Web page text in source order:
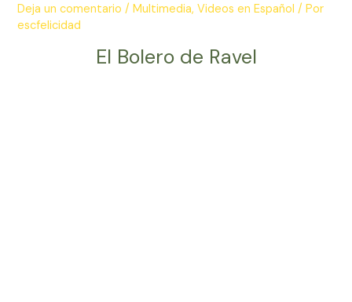
Deja un comentario /Multimedia,Videos en Español / Por
escfelicidad
El Bolero de Ravel